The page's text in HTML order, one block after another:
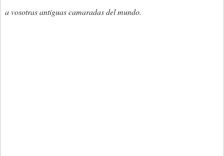
a vosotras antiguas camaradas del mundo.